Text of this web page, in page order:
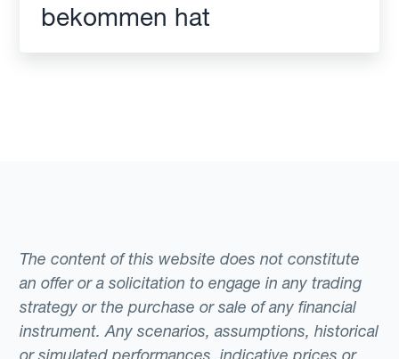
bekommen hat
The content of this website does not constitute
an offer or a solicitation to engage in any trading
strategy or the purchase or sale of any financial
instrument. Any scenarios, assumptions, historical